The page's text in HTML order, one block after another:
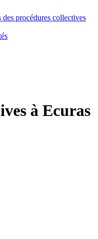
des procédures collectives
à Ecuras